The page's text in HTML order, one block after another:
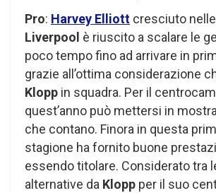
Pro: Harvey Elliott cresciuto
Liverpool è riuscito a scalare le
poco tempo fino ad arrivare in
grazie all’ottima considerazione
Klopp in squadra. Per il
quest’anno può mettersi in
che contano. Finora in questa
stagione ha fornito buone
essendo titolare. Considerato tra
alternative da Klopp per il suo